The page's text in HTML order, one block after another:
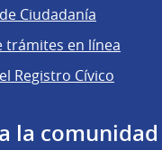
Ciudadanía
trámites en línea
Registro Cívico
la comunidad